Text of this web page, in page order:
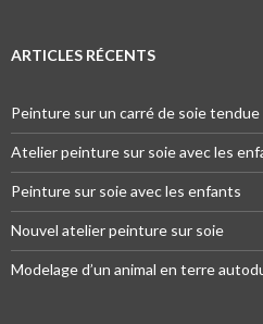
ARTICLES RÉCENTS
Peinture sur un carré de soie tendue
Atelier peinture sur soie avec les
Peinture sur soie avec les enfants
Nouvel atelier peinture sur soie
Modelage d’un animal en terre